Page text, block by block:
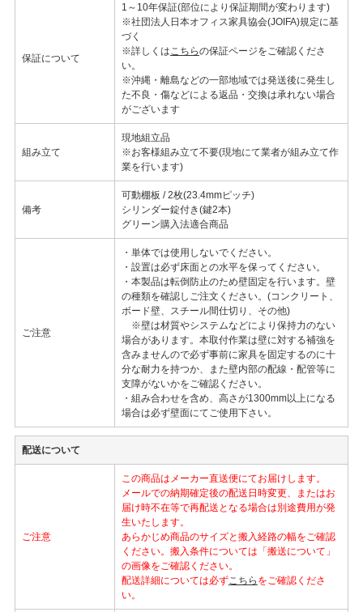
保証について
1～10年保証(部位により保証期間が変わります)
※社団法人日本オフィス家具協会(JOIFA)規定に基
づく
※詳しくはこちらの保証ページをご確認くださ
い。
※沖縄・離島などの一部地域では発送後に発生し
た不良・傷などによる返品・交換は承れない場合
がございます
組み立て
現地組立品
※お客様組み立て不要(現地にて業者が組み立て作
業を行います)
備考
可動棚板 / 2枚(23.4mmピッチ)
シリンダー錠付き(鍵2本)
グリーン購入法適合商品
ご注意
・単体では使用しないでください。
・設置は必ず床面との水平を保ってください。
・本製品は転倒防止のため壁固定を行います。壁
の種類を確認しご注文ください。(コンクリート、
ボード壁、スチール間仕切り、その他)
※壁は材質やシステムなどにより保持力のない
場合があります。本取付作業は壁に対する補強を
含みませんので必ず事前に家具を固定するのに十
分な耐力を持つか、また壁内部の配線・配管等に
支障がないかをご確認ください。
・組み合わせを含め、高さが1300mm以上になる
場合は必ず壁面にてご使用下さい。
配送について
ご注意
この商品はメーカー直送便にてお届けします。
メールでの納期確定後の配送日時変更、またはお
届け時不在等で再配送となる場合は別途費用が発
生いたします。
あらかじめ商品のサイズと搬入経路の幅をご確認
ください。搬入条件については「搬送について」
の画像をご確認ください。
配送詳細については必ずこちら をご確認くださ
い。